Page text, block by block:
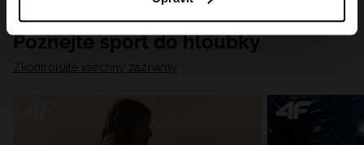
Poznejte sport do hloubky
Zkontrolujte všechny záznamy